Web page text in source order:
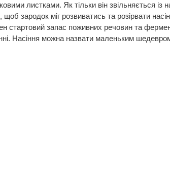
листками. Як тільки він звільняється із
зародок міг розвиватись та розірвати
стартовий запас поживних речовин та
Насіння можна назвати маленьким